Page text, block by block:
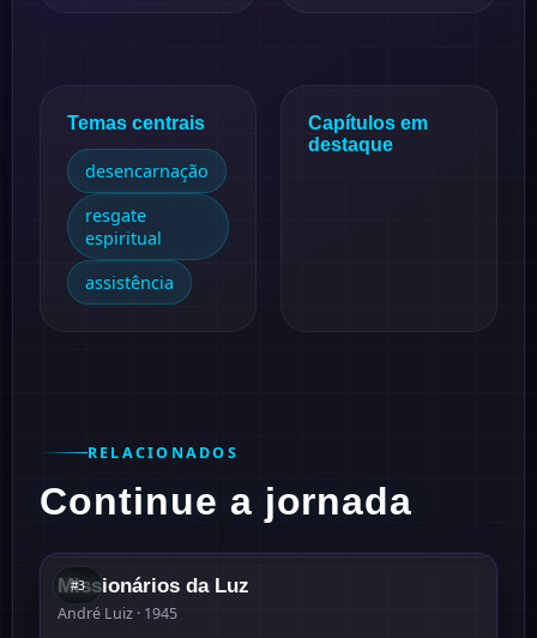
Temas centrais
desencarnação
resgate
espiritual
assistência
Capítulos em
destaque
RELACIONADOS
Continue a jornada
#3
#3
Missionários da Luz
André Luiz · 1945